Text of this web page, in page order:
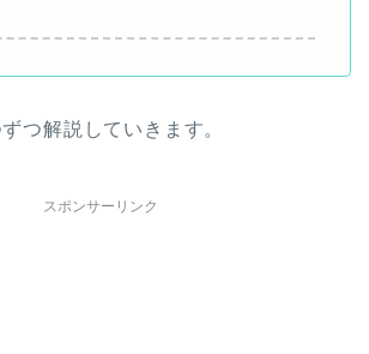
つ解説していきます。
スポンサーリンク